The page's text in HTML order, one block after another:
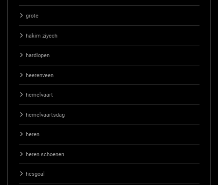
grote
hakim ziyech
hardlopen
heerenveen
hemelvaart
hemelvaartsdag
heren
heren schoenen
hesgoal